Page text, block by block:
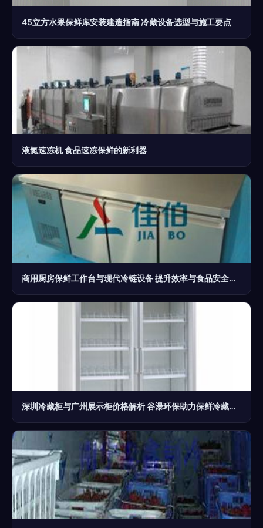
45立方水果保鲜库安装建造指南 冷藏设备选型与施工要点
液氮速冻机 食品速冻保鲜的新利器
商用厨房保鲜工作台与现代冷链设备 提升效率与食品安全的双重保障
深圳冷藏柜与广州展示柜价格解析 谷瀑环保助力保鲜冷藏设备选购